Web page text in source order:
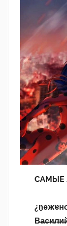
САМЫЕ
В̶а̶с̶и̶л̶и̶й̶